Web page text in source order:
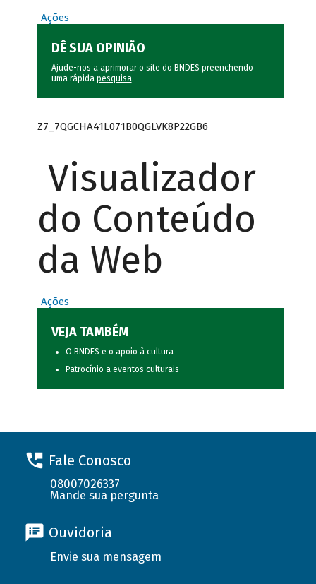
Ações
DÊ SUA OPINIÃO
Ajude-nos a aprimorar o site do BNDES preenchendo
uma rápida pesquisa.
Z7_7QGCHA41L071B0QGLVK8P22GB6
Visualizador
do Conteúdo
da Web
Ações
VEJA TAMBÉM
O BNDES e o apoio à cultura
Patrocínio a eventos culturais
Fale Conosco
08007026337
Mande sua pergunta
Ouvidoria
Envie sua mensagem